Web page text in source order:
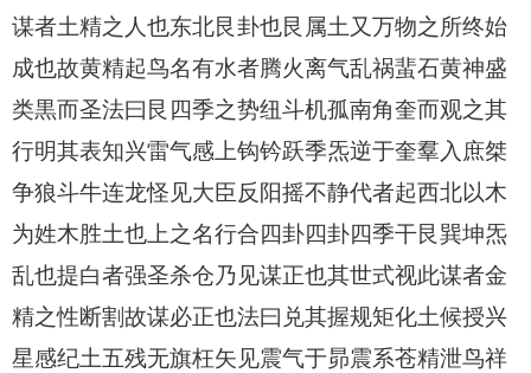
谋者土精之人也东北艮卦也艮属土又万物之所终始
成也故黄精起鸟名有水者腾火离气乱祸蜚石黄神盛
类黒而圣法曰艮四季之势纽斗机孤南角奎而观之其
行明其表知兴雷气感上钩钤跃季炁逆于奎羣入庶桀
争狼斗牛连龙怪见大臣反阳摇不静代者起西北以木
为姓木胜土也上之名行合四卦四卦四季干艮巽坤炁
乱也提白者强圣杀仓乃见谋正也其世式视此谋者金
精之性断割故谋必正也法曰兑其握规矩化土候授兴
星感纪土五残无旗枉矢见震气于昴震系苍精泄鸟祥